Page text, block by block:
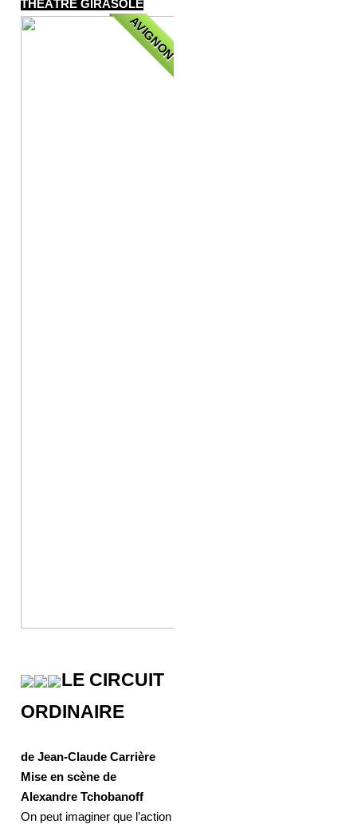
THÉÂTRE GIRASOLE
AVIGNON
LE CIRCUIT
ORDINAIRE
de Jean-Claude Carrière
Mise en scène de
Alexandre Tchobanoff
On peut imaginer que l’action